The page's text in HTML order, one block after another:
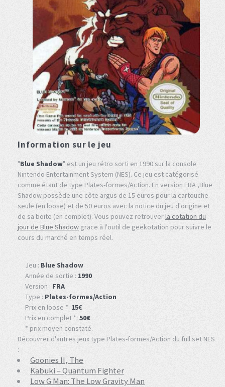
Information sur le jeu
"Blue Shadow" est un jeu rétro sorti en 1990 sur la console
Nintendo Entertainment System (NES). Ce jeu est catégorisé
comme étant de type Plates-formes/Action. En version FRA ,Blue
Shadow possède une côte argus de 15 euros pour la cartouche
seule (en loose) et de 50 euros avec la notice du jeu d'origine et
de sa boite (en complet). Vous pouvez retrouverla cotation du
jour de Blue Shadow grace à l'outil de geekotation pour suivre le
cours du marché en temps réel.
Jeu : Blue Shadow
Année de sortie : 1990
Version : FRA
Type : Plates-formes/Action
Prix en loose *: 15€
Prix en complet *: 50€
* prix moyen constaté.
Découvrer d'autres jeux type Plates-formes/Action du full set NES
:
Goonies II, The
Kabuki – Quantum Fighter
Low G Man: The Low Gravity Man